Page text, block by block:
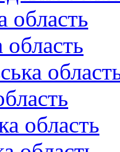
область
область
область